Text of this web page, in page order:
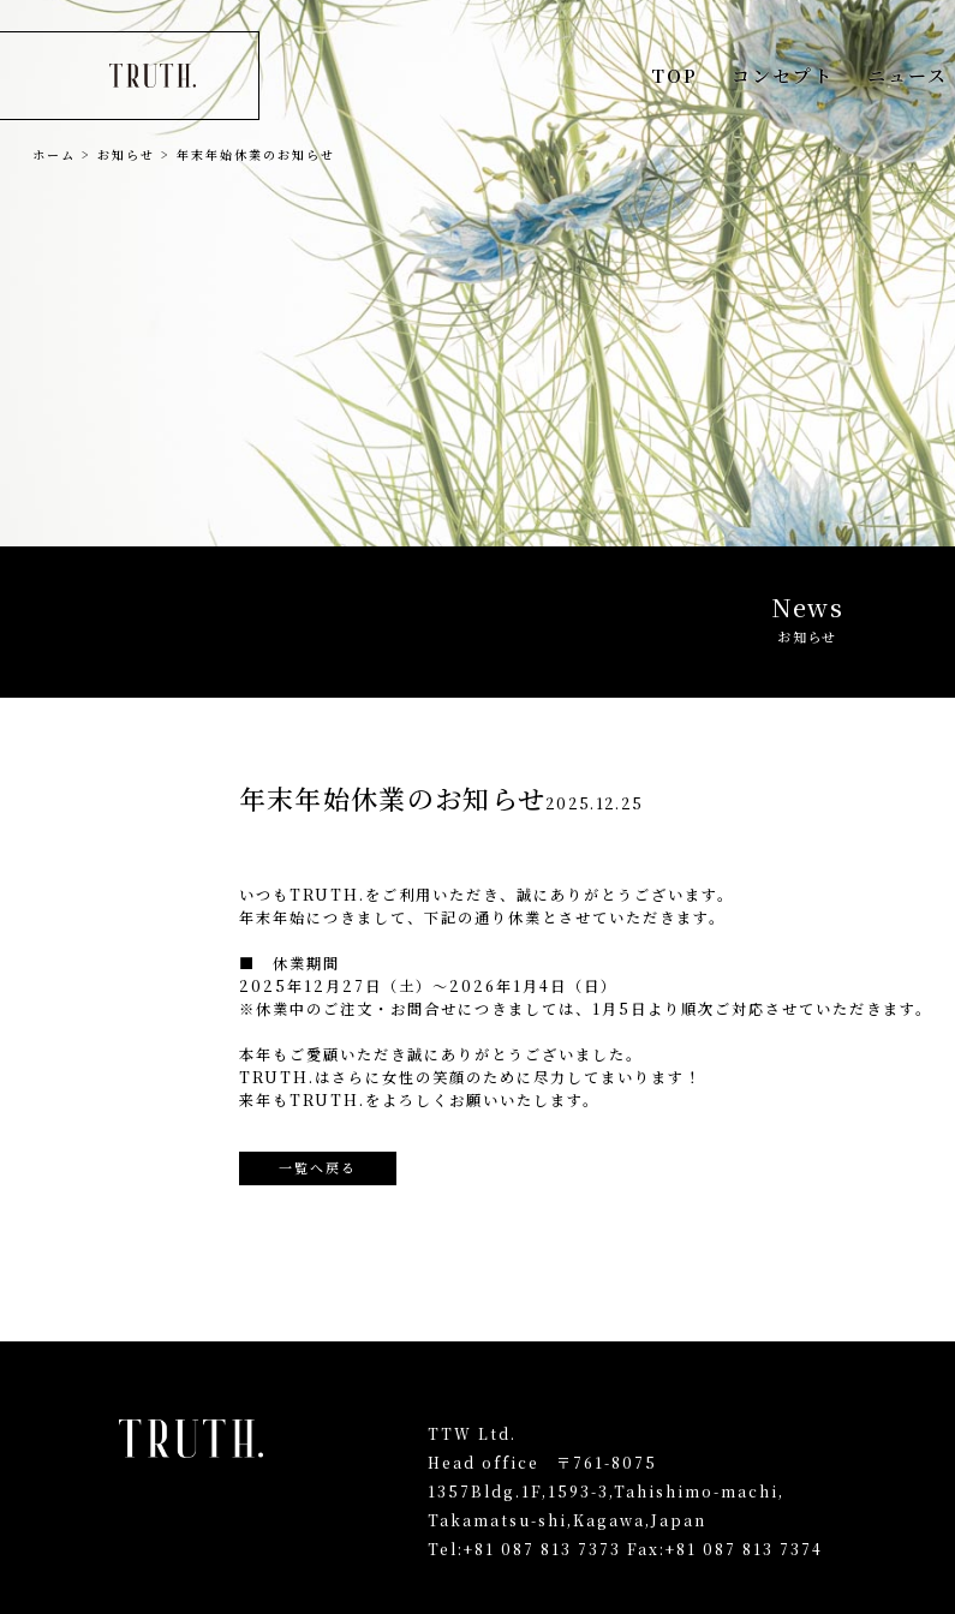
TOP コンセプト ニュース
ホーム > お知らせ > 年末年始休業のお知らせ
News
お知らせ
年末年始休業のお知らせ2025.12.25
いつもTRUTH.をご利用いただき、誠にありがとうございます。
年末年始につきまして、下記の通り休業とさせていただきます。
■ 休業期間
2025年12月27日（土）～2026年1月4日（日）
※休業中のご注文・お問合せにつきましては、1月5日より順次ご対応させていただきます。
本年もご愛顧いただき誠にありがとうございました。
TRUTH.はさらに女性の笑顔のために尽力してまいります！
来年もTRUTH.をよろしくお願いいたします。
一覧へ戻る
TTW Ltd.
Head office 〒761-8075
1357Bldg.1F,1593-3,Tahishimo-machi,
Takamatsu-shi,Kagawa,Japan
Tel:+81 087 813 7373 Fax:+81 087 813 7374